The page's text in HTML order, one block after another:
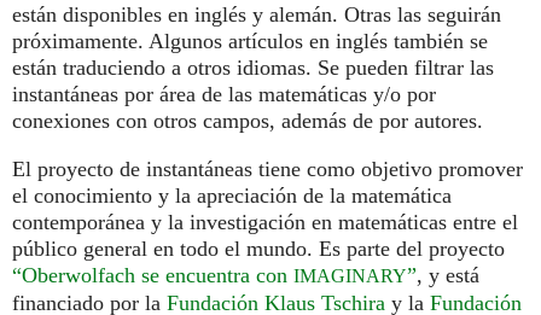
están disponibles en inglés y alemán. Otras las seguirán
próximamente. Algunos artículos en inglés también se
están traduciendo a otros idiomas. Se pueden filtrar las
instantáneas por área de las matemáticas y/o por
conexiones con otros campos, además de por autores.
El proyecto de instantáneas tiene como objetivo promover
el conocimiento y la apreciación de la matemática
contemporánea y la investigación en matemáticas entre el
público general en todo el mundo. Es parte del proyecto
“Oberwolfach se encuentra con IMAGINARY”, y está
financiado por la Fundación Klaus Tschira y la Fundación